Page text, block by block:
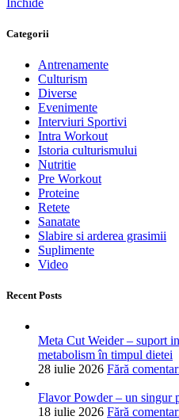
Categorii
Antrenamente
Culturism
Diverse
Evenimente
Interviuri Sportivi
Intra Workout
Istoria culturismului
Nutritie
Pre Workout
Proteine
Retete
Sanatate
Slabire si arderea grasimii
Suplimente
Video
Recent Posts
Meta Cut Weider – suport
metabolism în timpul dietei
28 iulie 2026 Fără
Flavor Powder – un singur
18 iulie 2026 Fără